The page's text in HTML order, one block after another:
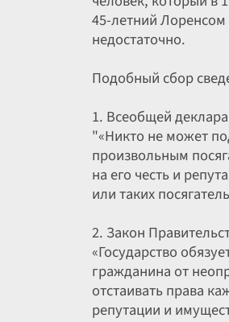
45-летний Лоренсом
недостаточно.
Подобный сбор
1. Всеобщей
"«Никто не может
произвольным
на его честь и
или таких
2. Закон
«Государство
гражданина от
отстаивать права
репутации и